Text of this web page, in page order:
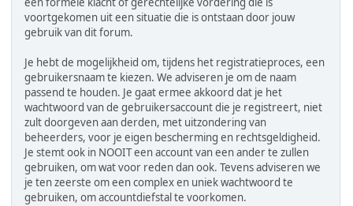
voortgekomen uit een situatie die is ontstaan door jouw
gebruik van dit forum.
Je hebt de mogelijkheid om, tijdens het registratieproces, een
gebruikersnaam te kiezen. We adviseren je om de naam
passend te houden. Je gaat ermee akkoord dat je het
wachtwoord van de gebruikersaccount die je registreert, niet
zult doorgeven aan derden, met uitzondering van
beheerders, voor je eigen bescherming en rechtsgeldigheid.
Je stemt ook in NOOIT een account van een ander te zullen
gebruiken, om wat voor reden dan ook. Tevens adviseren we
je ten zeerste om een complex en uniek wachtwoord te
gebruiken, om accountdiefstal te voorkomen.